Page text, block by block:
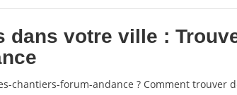
dans votre ville :
chantiers-forum-andance ? Comment trouver